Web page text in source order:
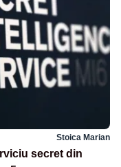
Stoica Marian
secret din